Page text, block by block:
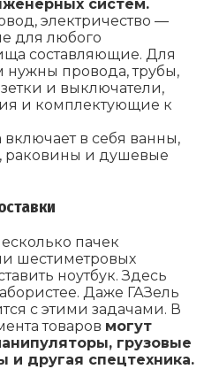
систем.
электричество —
для любого
составляющие. Для
нужны провода, трубы,
и выключатели,
и комплектующие к
включает в себя ванны,
раковины и душевые
пачек
шестиметровых
ноутбук. Здесь
Даже ГАЗель
с этими задачами. В
товаров могут
грузовые
и другая спецтехника.